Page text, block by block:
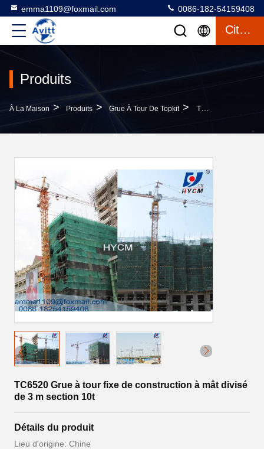
emma1109@foxmail.com 0086-182-54159408
Citation
Produits
À La Maison > Produits > Grue À Tour De Topkit > TC6520 Grue À Tour Fixe De Construction À Mât Divisé De 3 M Section 10t
TC6520 Grue à tour fixe de construction à mât divisé
de 3 m section 10t
Détails du produit
Lieu d'origine: Chine